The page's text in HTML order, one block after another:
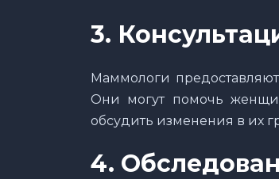
3.
Маммологи
Они могут помочь
обсудить изменения в их
4.